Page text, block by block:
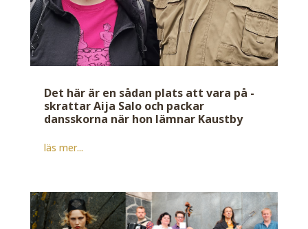
Det här är en sådan plats att vara på -
skrattar Aija Salo och packar
dansskorna när hon lämnar Kaustby
läs mer...